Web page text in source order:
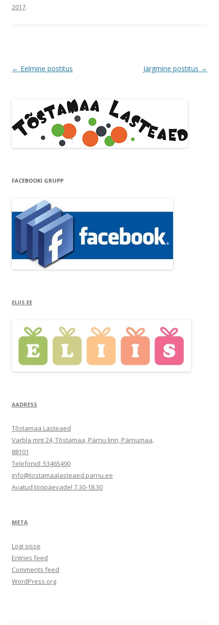
2017.
Postituste
← Eelmine postitus Järgmine postitus →
FACEBOOKI GRUPP
ELIIS.EE
AADRESS
Tõstamaa Lasteaed
Varbla mnt 24, Tõstamaa, Pärnu linn, Pärnumaa,
88101
Telefonid: 53465490
info@tostamaalasteaed.parnu.ee
Avatud tööpäevadel 7.30-18.30
META
Logi sisse
Entries feed
Comments feed
WordPress.org